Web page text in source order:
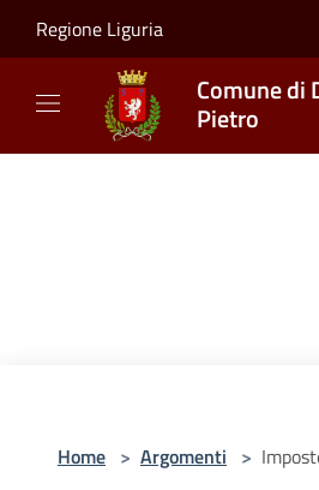
Regione Liguria
Comune di
Pietro
Home > Argomenti >